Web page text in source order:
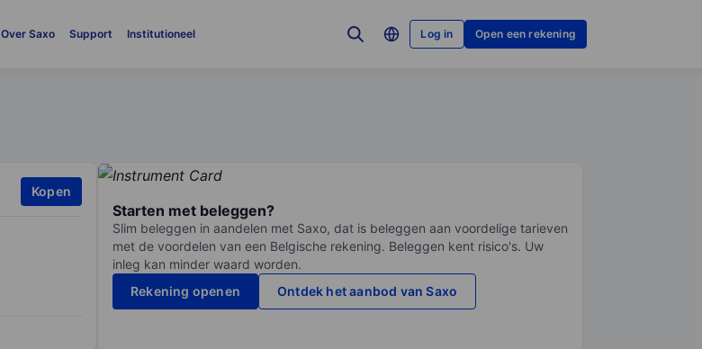
Over Saxo Support Institutioneel Log in Open een rekening
Kopen
Starten met beleggen?
Slim beleggen in aandelen met Saxo, dat is beleggen aan voordelige tarieven
met de voordelen van een Belgische rekening. Beleggen kent risico's. Uw
inleg kan minder waard worden.
Rekening openen
Ontdek het aanbod van Saxo